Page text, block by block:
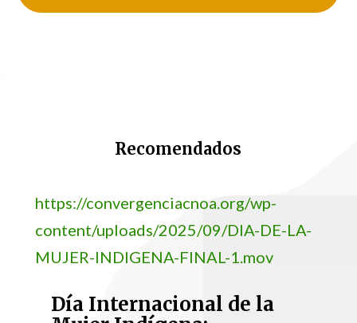
Recomendados
https://convergenciacnoa.org/wp-
content/uploads/2025/09/DIA-DE-LA-
MUJER-INDIGENA-FINAL-1.mov
Día Internacional de la